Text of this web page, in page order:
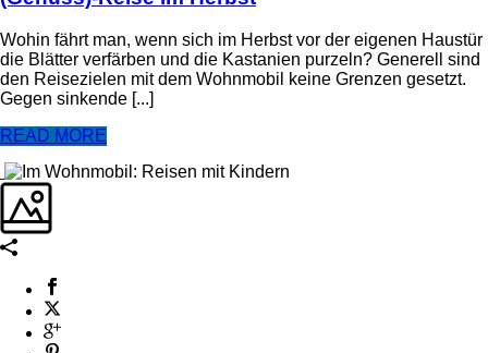
Wohin fährt man, wenn sich im Herbst vor der eigenen Haustür
die Blätter verfärben und die Kastanien purzeln? Generell sind
den Reisezielen mit dem Wohnmobil keine Grenzen gesetzt.
Gegen sinkende [...]
READ MORE